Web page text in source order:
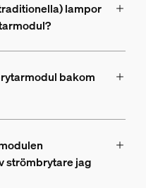
lampor
bakom
strömbrytare jag